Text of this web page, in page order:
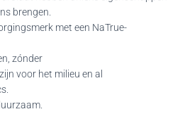
brengen.
met een NaTrue-
zónder
voor het milieu en al